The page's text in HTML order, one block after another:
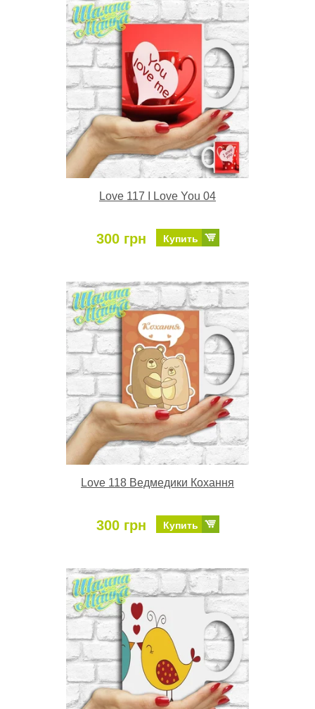
Love 117 I Love You 04
300 грн Купить
Love 118 Ведмедики Кохання
300 грн Купить